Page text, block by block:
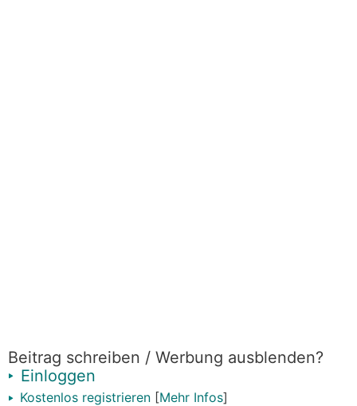
Beitrag schreiben / Werbung ausblenden?
Einloggen
Kostenlos registrieren [Mehr Infos]